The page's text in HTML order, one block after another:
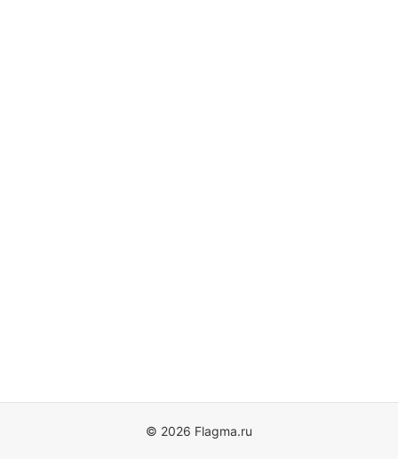
© 2026 Flagma.ru